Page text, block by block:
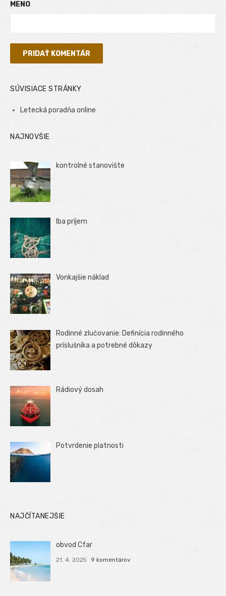
MENO
SÚVISIACE STRÁNKY
Letecká poradňa online
NAJNOVŠIE
kontrolné stanovište
Iba príjem
Vonkajšie náklad
Rodinné zlučovanie: Definícia rodinného
príslušníka a potrebné dôkazy
Rádiový dosah
Potvrdenie platnosti
NAJČÍTANEJŠIE
obvod Cfar
21. 4. 2025 9 komentárov